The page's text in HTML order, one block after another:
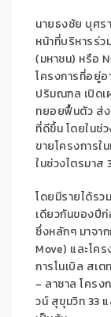
นายธงชัย บุศรา
หน้าที่บริหารร่ว
(มหาชน) หรือ
โครงการที่อยู่อ
ปริมณฑล เปิดเ
ทยอยฟื้นตัว ส่
ที่ดีขึ้นโดยในช่
ขายโครงการใ
ในช่วงไตรมาส
โดยมีรายได้รวม
เดียวกันของปีก่
ซึ่งหลักๆ มาจา
Move) และโคร
การโนเบิล สเ
– ลาซาล โครง
วน์ สุขุมวิท 33